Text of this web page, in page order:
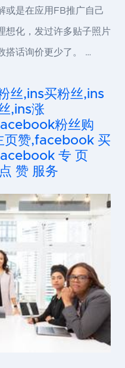
或是在应用FB推广自己
想化，发过许多贴子照片
搭话询价更少了。 …
丝,ins买粉丝,ins
,ins涨
粉丝购
赞,facebook 买
专 页
赞 服务